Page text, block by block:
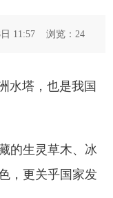
11:57 浏览： 24
塔，也是我国
生灵草木、冰
，更关乎国家发